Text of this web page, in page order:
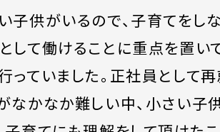
子供がいるので、子育てをし
して働けることに重点を置い
っていました。正社員として
なかなか難しい中、小さい子